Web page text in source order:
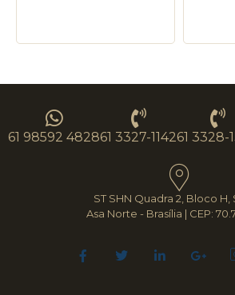
61 98592 482861 3327-114261 3328-
ST SHN Quadra 2, Bloco H,
Asa Norte - Brasília | CEP: